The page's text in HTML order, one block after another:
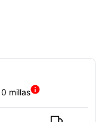
millas